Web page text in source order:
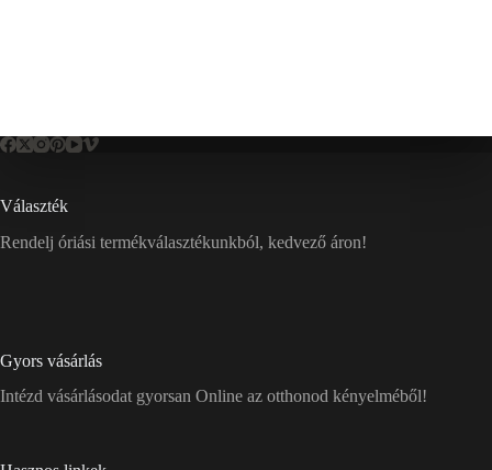
Választék
Rendelj óriási termékválasztékunkból, kedvező áron!
Gyors vásárlás
Intézd vásárlásodat gyorsan Online az otthonod kényelméből!